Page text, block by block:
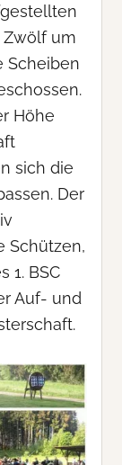
Zwölf um
Scheiben
Höhe
sich die
Der
Schützen,
1. BSC
Auf- und